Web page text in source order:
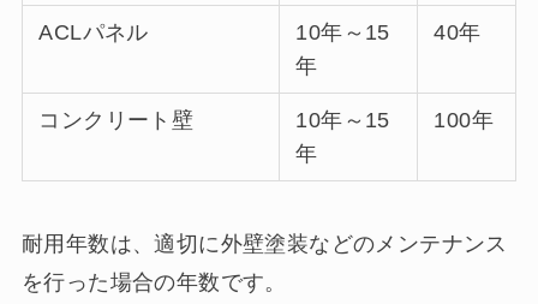
ACLパネル
10年～15
年
40年
コンクリート壁
10年～15
年
100年
耐用年数は、適切に外壁塗装などのメンテナンス
を行った場合の年数です。